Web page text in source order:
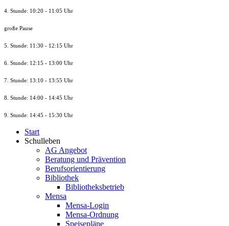
4. Stunde: 10:20 - 11:05 Uhr
große Pause
5. Stunde: 11:30 - 12:15 Uhr
6. Stunde: 12:15 - 13:00 Uhr
7. Stunde: 13:10 - 13:55 Uhr
8. Stunde: 14:00 - 14:45 Uhr
9. Stunde: 14:45 - 15:30 Uhr
Start
Schulleben
AG Angebot
Beratung und Prävention
Berufsorientierung
Bibliothek
Bibliotheksbetrieb
Mensa
Mensa-Login
Mensa-Ordnung
Speisepläne